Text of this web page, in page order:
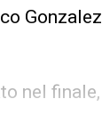
Gonzalez
nel finale,